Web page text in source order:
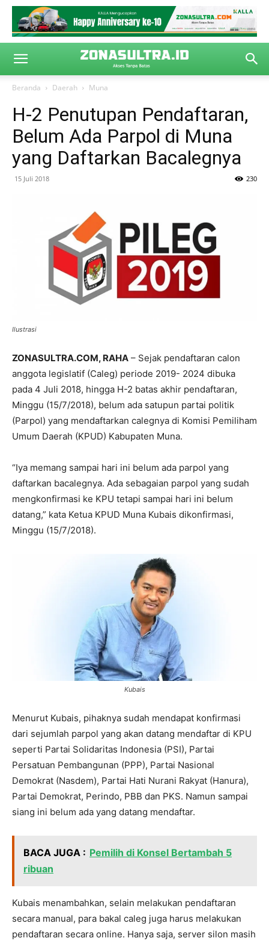
Beranda Daerah Muna
H-2 Penutupan Pendaftaran,
Belum Ada Parpol di Muna
yang Daftarkan Bacalegnya
15 Juli 2018 230
Ilustrasi
ZONASULTRA.COM, RAHA – Sejak pendaftaran calon
anggota legislatif (Caleg) periode 2019- 2024 dibuka
pada 4 Juli 2018, hingga H-2 batas akhir pendaftaran,
Minggu (15/7/2018), belum ada satupun partai politik
(Parpol) yang mendaftarkan calegnya di Komisi Pemiliham
Umum Daerah (KPUD) Kabupaten Muna.
“Iya memang sampai hari ini belum ada parpol yang
daftarkan bacalegnya. Ada sebagaian parpol yang sudah
mengkonfirmasi ke KPU tetapi sampai hari ini belum
datang,” kata Ketua KPUD Muna Kubais dikonfirmasi,
Minggu (15/7/2018).
Kubais
Menurut Kubais, pihaknya sudah mendapat konfirmasi
dari sejumlah parpol yang akan datang mendaftar di KPU
seperti Partai Solidaritas Indonesia (PSI), Partai
Persatuan Pembangunan (PPP), Partai Nasional
Demokrat (Nasdem), Partai Hati Nurani Rakyat (Hanura),
Partai Demokrat, Perindo, PBB dan PKS. Namun sampai
siang ini belum ada yang datang mendaftar.
BACA JUGA : Pemilih di Konsel Bertambah 5
ribuan
Kubais menambahkan, selain melakukan pendaftaran
secara manual, para bakal caleg juga harus melakukan
pendaftaran secara online. Hanya saja, server silon masih